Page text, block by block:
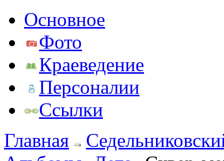
Основное
Фото
Краеведение
Персоналии
Ссылки
Главная